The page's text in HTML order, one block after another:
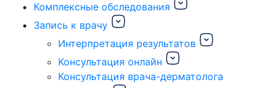
Комплексные обследования
Запись к врачу
Интерпретация результатов
Консультация онлайн
Консультация врача-дерматолога